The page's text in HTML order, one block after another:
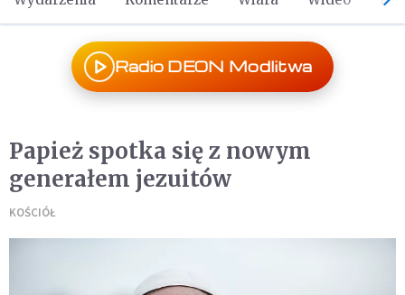
Radio DEON Modlitwa
Papież spotka się z nowym
generałem jezuitów
KOŚCIÓŁ